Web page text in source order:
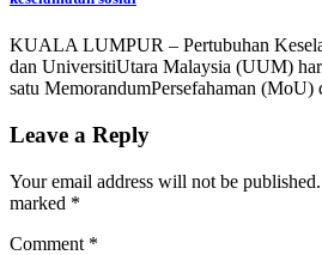
KUALA LUMPUR – Pertubuhan
dan UniversitiUtara Malaysia (UUM)
satu MemorandumPersefahaman
Leave a Reply
Your email address will not be published.
marked *
Comment *